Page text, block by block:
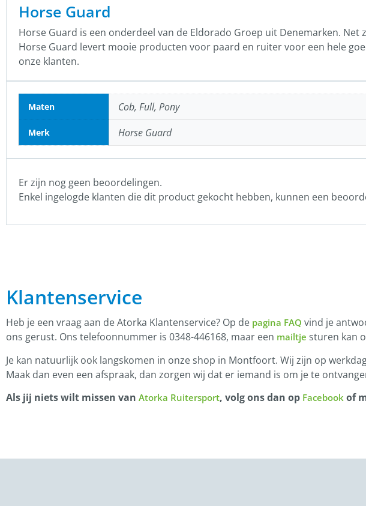
Horse Guard
Horse Guard is een onderdeel van de Eldorado Groep uit Denemarken. Net
Horse Guard levert mooie producten voor paard en ruiter voor een hele
onze klanten.
Maten Cob, Full, Pony
Merk Horse Guard
Er zijn nog geen beoordelingen.
Enkel ingelogde klanten die dit product gekocht hebben, kunnen een
Klantenservice
Heb je een vraag aan de Atorka Klantenservice? Op de pagina FAQ vind je
ons gerust. Ons telefoonnummer is 0348-446168, maar een mailtje sturen kan
Je kan natuurlijk ook langskomen in onze shop in Montfoort. Wij zijn op
Maak dan even een afspraak, dan zorgen wij dat er iemand is om je te
Als jij niets wilt missen van Atorka Ruitersport, volg ons dan op Facebook of